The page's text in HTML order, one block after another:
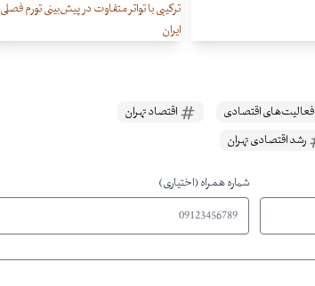
ترکیبی با تواتر متفاوت در پیش‌بینی تورم فصلی
ایران
فعالیت‌های اقتصادی
اقتصاد تهران
رشد اقتصادی تهران
شماره همراه (اختیاری)